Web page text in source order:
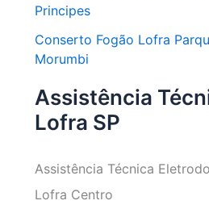
Principes
Conserto Fogão Lofra
Morumbi
Assistência
Lofra SP
Assistência Técnica
Lofra Centro